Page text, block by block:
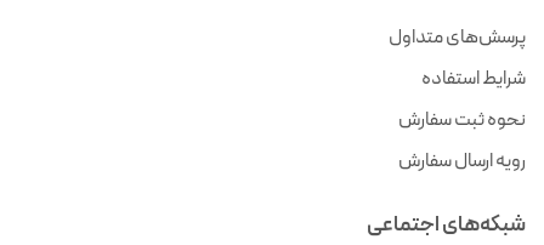
پرسش‌های متداول
شرایط استفاده
نحوه ثبت سفارش
رویه ارسال سفارش
شبکه‌های اجتماعی